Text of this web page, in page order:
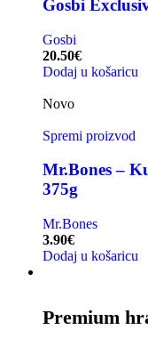
Gosbi
Gosbi
20.50€
Dodaj u košaricu
Novo
Spremi proizvod
Mr.Bones –
375g
Mr.Bones
3.90€
Dodaj u košaricu
Premium